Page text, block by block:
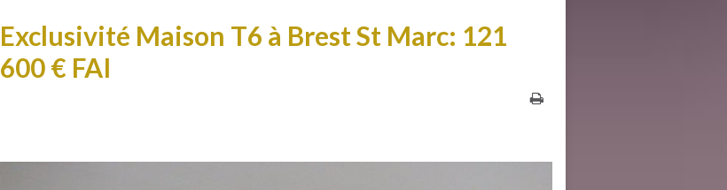
Exclusivité Maison T6 à Brest St Marc: 121
600 € FAI